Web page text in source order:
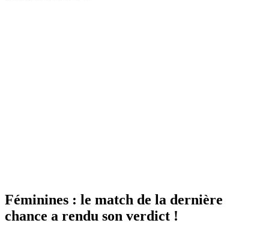
Féminines : le match de la dernière
chance a rendu son verdict !